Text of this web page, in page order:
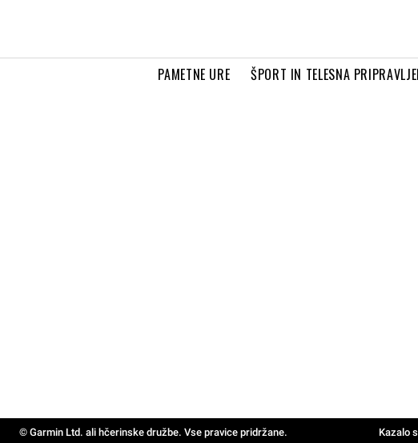
PAMETNE URE ŠPORT IN TELESNA
© Garmin Ltd. ali hčerinske družbe. Vse pravice pridržane. Kazalo